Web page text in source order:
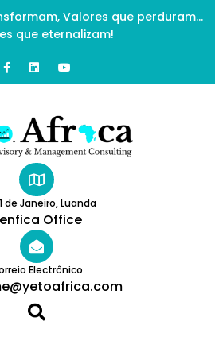
Valores que perduram…
que eternalizam!
de Janeiro, Luanda
Office
Electrônico